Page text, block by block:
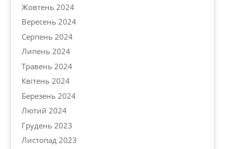
Жовтень 2024
Вересень 2024
Серпень 2024
Липень 2024
Травень 2024
Квітень 2024
Березень 2024
Лютий 2024
Грудень 2023
Листопад 2023